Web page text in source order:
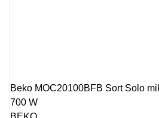
Beko MOC20100BFB Sort Solo
700 W